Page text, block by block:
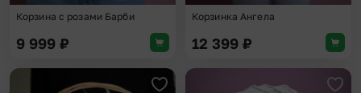
Корзина с розами Барби
9 999 ₽
Корзинка Ангела
12 399 ₽